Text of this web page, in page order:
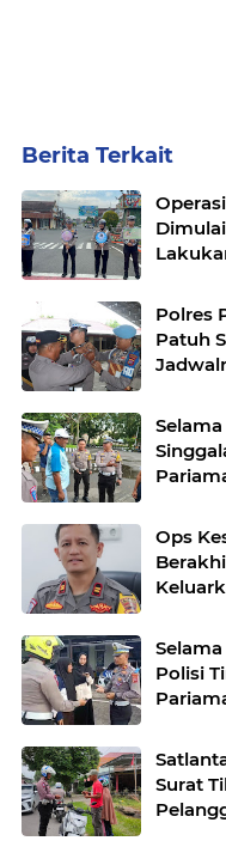
Berita Terkait
Polres
Patuh
Ops
Polisi
Surat